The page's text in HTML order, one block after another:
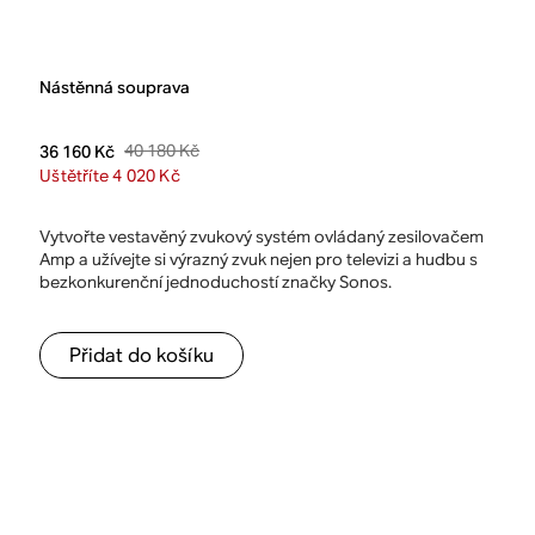
Nástěnná souprava
36 160 Kč 40 180 Kč
Uštětříte 4 020 Kč
Vytvořte vestavěný zvukový systém ovládaný zesilovačem
Amp a užívejte si výrazný zvuk nejen pro televizi a hudbu s
bezkonkurenční jednoduchostí značky Sonos.
Přidat do košíku